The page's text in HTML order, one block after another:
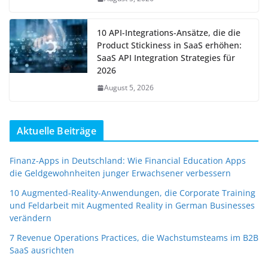
10 API-Integrations-Ansätze, die die
Product Stickiness in SaaS erhöhen:
SaaS API Integration Strategies für
2026
August 5, 2026
Aktuelle Beiträge
Finanz-Apps in Deutschland: Wie Financial Education Apps
die Geldgewohnheiten junger Erwachsener verbessern
10 Augmented-Reality-Anwendungen, die Corporate Training
und Feldarbeit mit Augmented Reality in German Businesses
verändern
7 Revenue Operations Practices, die Wachstumsteams im B2B
SaaS ausrichten